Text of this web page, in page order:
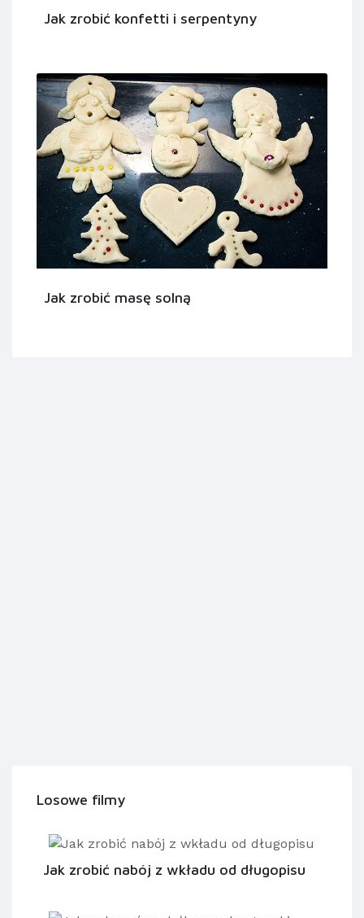
Jak zrobić konfetti i serpentyny
Jak zrobić masę solną
Losowe filmy
Jak zrobić nabój z wkładu od długopisu